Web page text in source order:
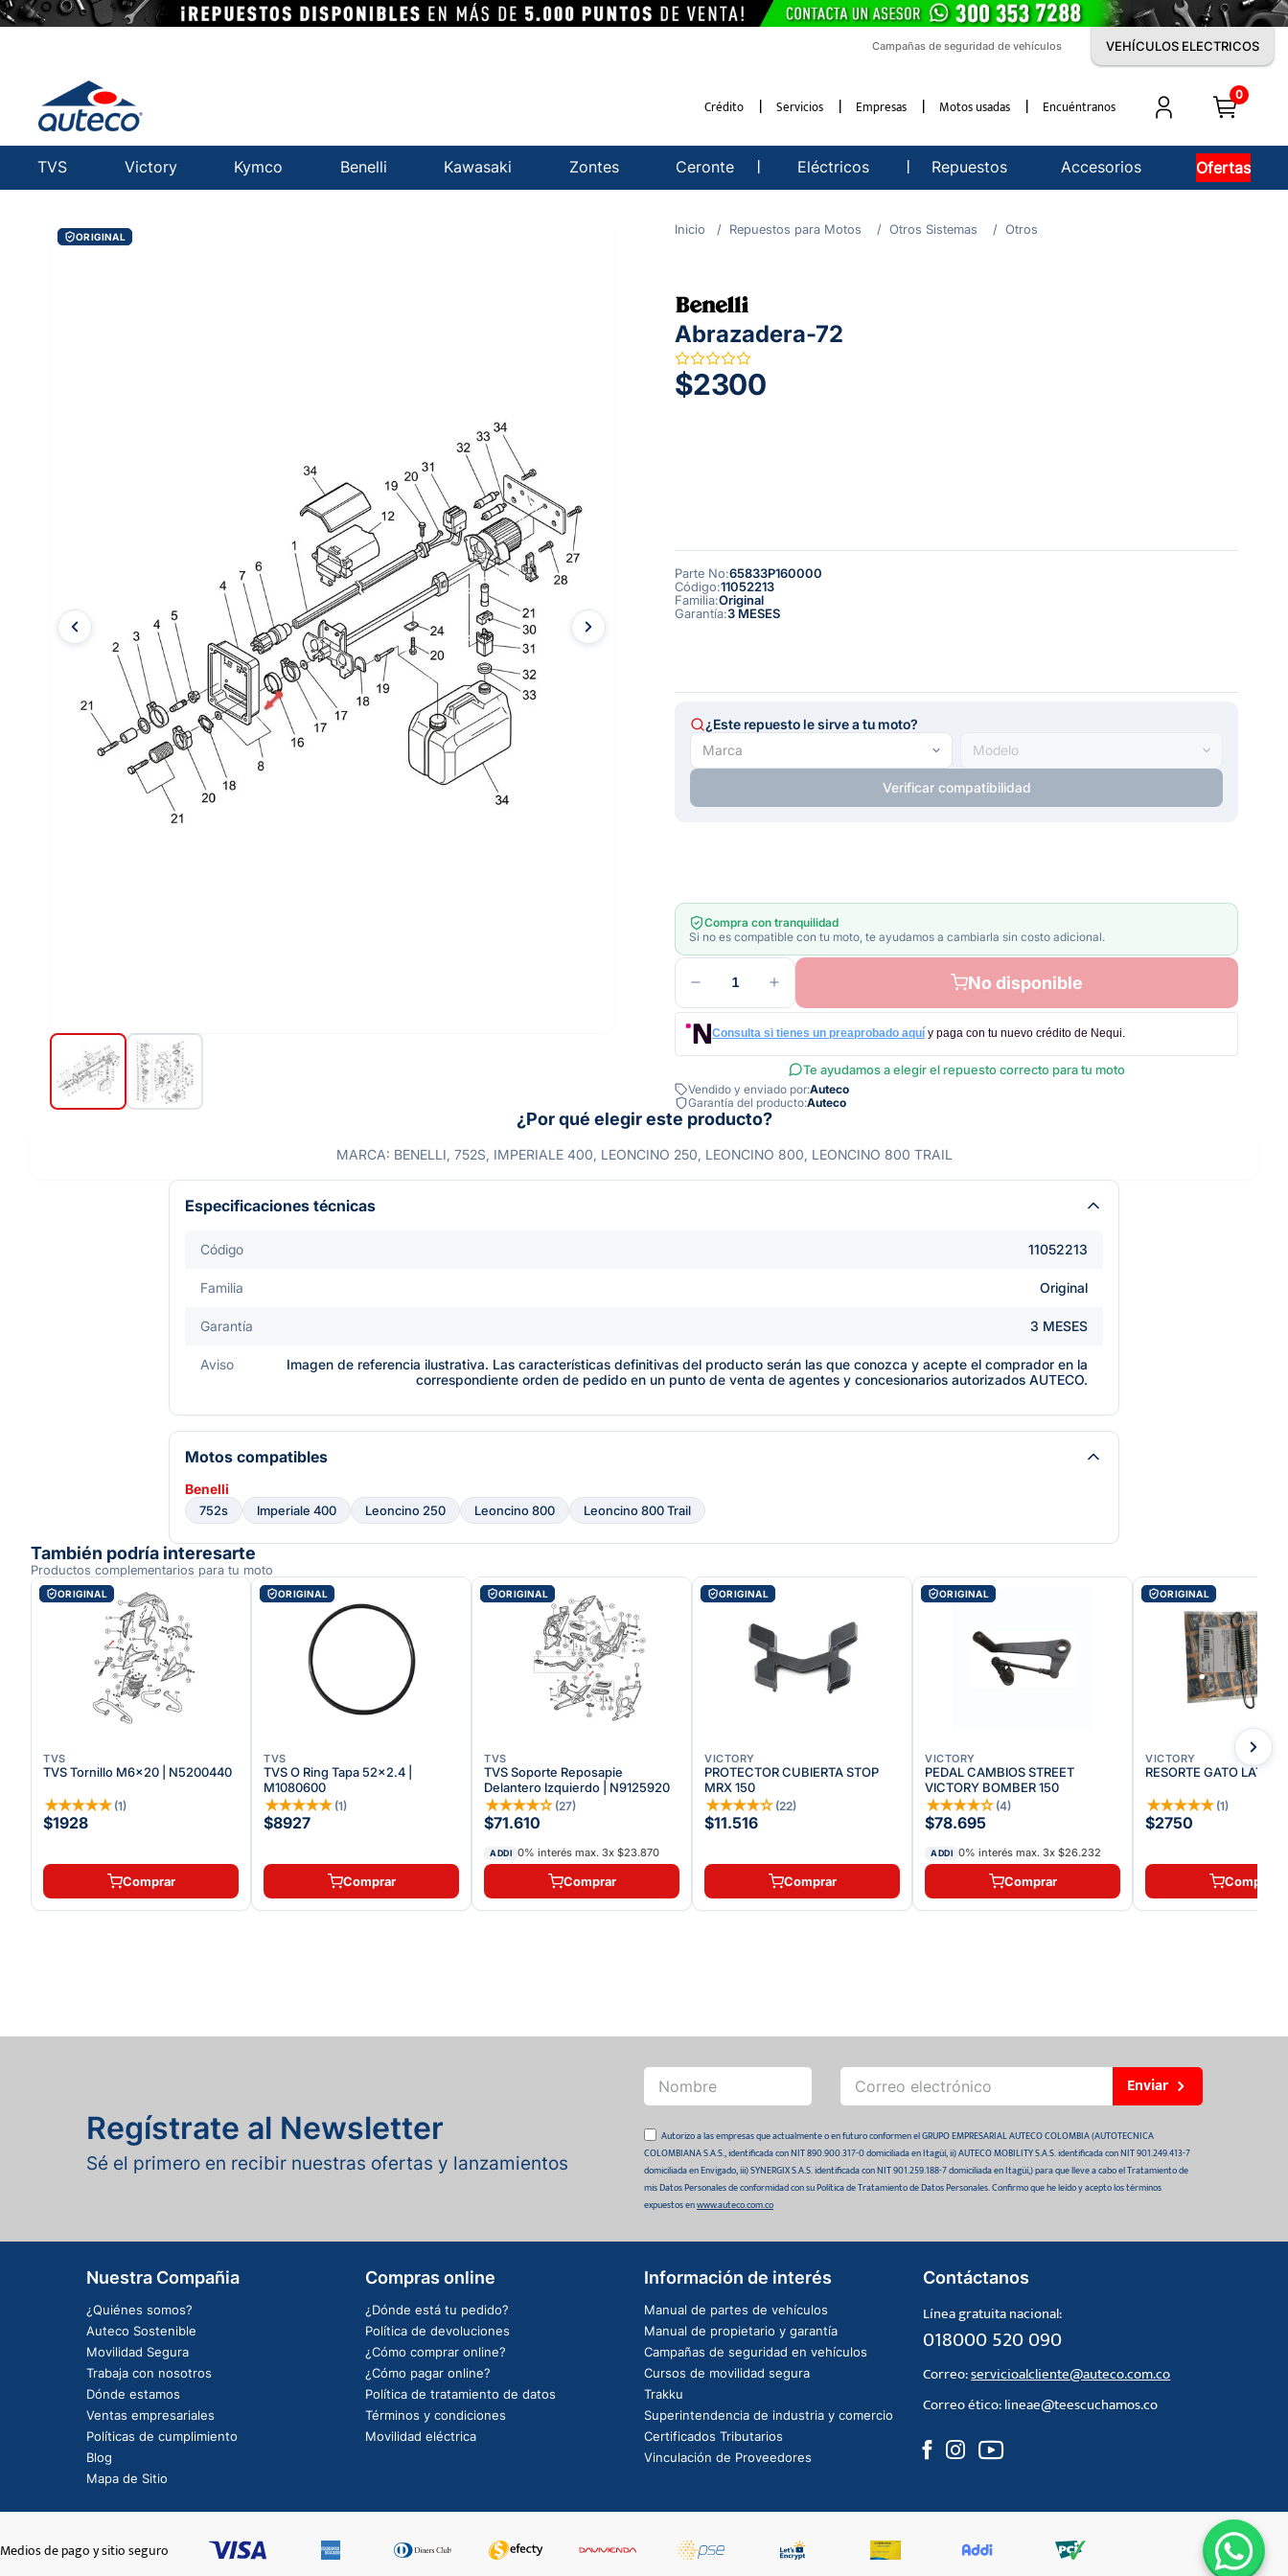
Campañas de seguridad de vehículos VEHÍCULOS ELECTRICOS
Crédito Servicios Empresas Motos usadas Encuéntranos
0
TVS Victory Kymco Benelli Kawasaki Zontes Ceronte Eléctricos Repuestos Accesorios Ofertas
ORIGINAL Repuestos para Motos Otros Sistemas Otros
Abrazadera-72
$2300
Parte No:65833P160000
Código:11052213
Familia:Original
Garantía:3 MESES
¿Este repuesto le sirve a tu moto?
Verificar compatibilidad
Compra con tranquilidad
Si no es compatible con tu moto, te ayudamos a cambiarla sin costo adicional.
1 No disponible
Consulta si tienes un preaprobado aquí y paga con tu nuevo crédito de Nequi.
Te ayudamos a elegir el repuesto correcto para tu moto
Vendido y enviado por:Auteco
Garantía del producto:Auteco
¿Por qué elegir este producto?
MARCA: BENELLI, 752S, IMPERIALE 400, LEONCINO 250, LEONCINO 800, LEONCINO 800 TRAIL
Especificaciones técnicas
Código 11052213
Familia Original
Garantía 3 MESES
Aviso
Imagen de referencia ilustrativa. Las características definitivas del producto serán las que conozca y acepte el comprador en la
correspondiente orden de pedido en un punto de venta de agentes y concesionarios autorizados AUTECO.
Motos compatibles
Benelli
752s Imperiale 400 Leoncino 250 Leoncino 800 Leoncino 800 Trail
También podría interesarte
Productos complementarios para tu moto
ORIGINAL
TVS
TVS Tornillo M6x20 | N5200440
★★★★★ (1)
$1928
Comprar
ORIGINAL
TVS
TVS O Ring Tapa 52x2.4 |
M1080600
★★★★★ (1)
$8927
Comprar
ORIGINAL
TVS
TVS Soporte Reposapie
Delantero Izquierdo | N9125920
★★★★☆ (27)
$71.610
ADDI 0% interés max. 3x $23.870
Comprar
ORIGINAL
VICTORY
PROTECTOR CUBIERTA STOP
MRX 150
★★★★☆ (22)
$11.516
Comprar
ORIGINAL
VICTORY
PEDAL CAMBIOS STREET
VICTORY BOMBER 150
★★★★☆ (4)
$78.695
ADDI 0% interés max. 3x $26.232
Comprar
ORIGINAL
VICTORY
RESORTE GATO
★★★★★ (1)
$2750
Comprar
Regístrate al Newsletter
Sé el primero en recibir nuestras ofertas y lanzamientos
Enviar
Autorizo a las empresas que actualmente o en futuro conformen el GRUPO EMPRESARIAL AUTECO COLOMBIA (AUTOTECNICA
COLOMBIANA S.A.S., identificada con NIT 890.900.317-0 domiciliada en Itagüí, ii) AUTECO MOBILITY S.A.S. identificada con NIT 901.249.413-7
domiciliada en Envigado, iii) SYNERGIX S.A.S. identificada con NIT 901.259.188-7 domiciliada en Itagüí,) para que lleve a cabo el Tratamiento de
mis Datos Personales de conformidad con su Política de Tratamiento de Datos Personales. Confirmo que he leído y acepto los términos
expuestos enwww.auteco.com.co
Nuestra Compañia
¿Quiénes somos?
Auteco Sostenible
Movilidad Segura
Trabaja con nosotros
Dónde estamos
Ventas empresariales
Políticas de cumplimiento
Blog
Mapa de Sitio
Compras online
¿Dónde está tu pedido?
Política de devoluciones
¿Cómo comprar online?
¿Cómo pagar online?
Política de tratamiento de datos
Términos y condiciones
Movilidad eléctrica
Información de interés
Manual de partes de vehículos
Manual de propietario y garantía
Campañas de seguridad en vehículos
Cursos de movilidad segura
Trakku
Superintendencia de industria y comercio
Certificados Tributarios
Vinculación de Proveedores
Contáctanos
Línea gratuita nacional:
018000 520 090
Correo:servicioalcliente@auteco.com.co
Correo ético:lineae@teescuchamos.co
Medios de pago y sitio seguro